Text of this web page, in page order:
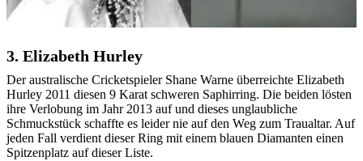
3. Elizabeth Hurley
Der australische Cricketspieler Shane Warne überreichte Elizabeth
Hurley 2011 diesen 9 Karat schweren Saphirring. Die beiden lösten
ihre Verlobung im Jahr 2013 auf und dieses unglaubliche
Schmuckstück schaffte es leider nie auf den Weg zum Traualtar. Auf
jeden Fall verdient dieser Ring mit einem blauen Diamanten einen
Spitzenplatz auf dieser Liste.